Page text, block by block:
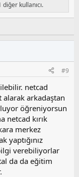
diğer kullanıcı.
#9
netcad
alarak arkadaştan
öğreniyorsun
netcad kırık
merkez
yaptığınız
verebiliyorlar
da da eğitim